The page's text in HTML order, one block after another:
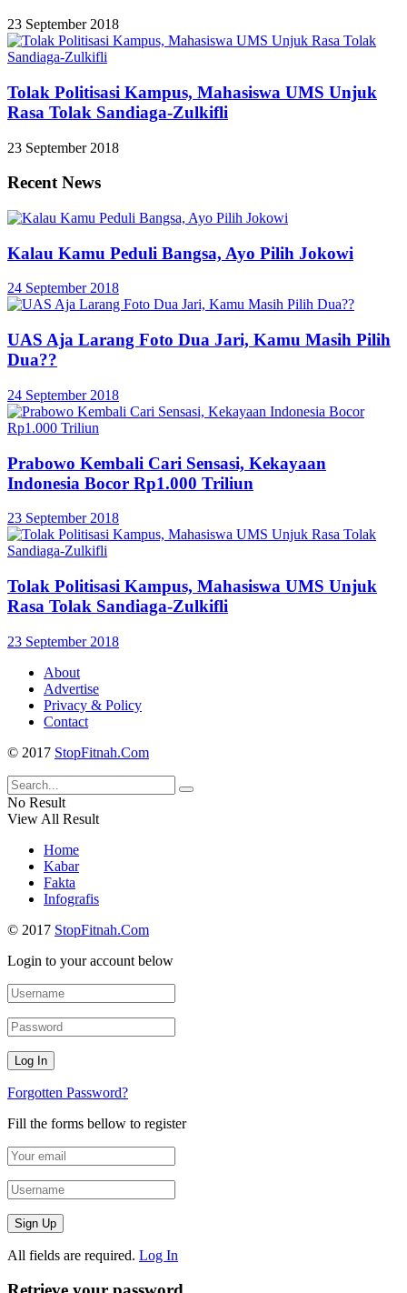
23 September 2018
Tolak Politisasi Kampus, Mahasiswa UMS Unjuk
Rasa Tolak Sandiaga-Zulkifli
23 September 2018
Recent News
Kalau Kamu Peduli Bangsa, Ayo Pilih Jokowi
24 September 2018
UAS Aja Larang Foto Dua Jari, Kamu Masih Pilih
Dua??
24 September 2018
Prabowo Kembali Cari Sensasi, Kekayaan
Indonesia Bocor Rp1.000 Triliun
23 September 2018
Tolak Politisasi Kampus, Mahasiswa UMS Unjuk
Rasa Tolak Sandiaga-Zulkifli
23 September 2018
About
Advertise
Privacy & Policy
Contact
© 2017 StopFitnah.Com
No Result
View All Result
Home
Kabar
Fakta
Infografis
© 2017 StopFitnah.Com
Login to your account below
Forgotten Password?
Fill the forms bellow to register
All fields are required. Log In